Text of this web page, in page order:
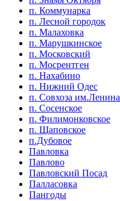
п. Коммунарка
п. Лесной городок
п. Малаховка
п. Марушкинское
п. Московский
п. Мосрентген
п. Нахабино
п. Нижний Одес
п. Совхоза им.Ленина
п. Сосенское
п. Филимонковское
п. Щаповское
п.Дубовое
Павловка
Павлово
Павловский Посад
Палласовка
Пангоды